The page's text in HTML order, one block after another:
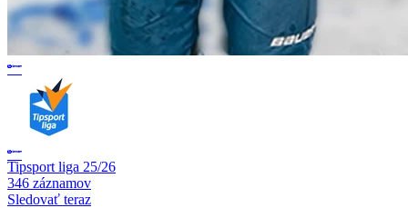
Tipsport liga 25/26
346 záznamov
Sledovať teraz